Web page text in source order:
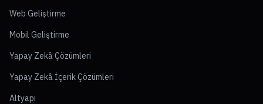
Web Geliştirme
Mobil Geliştirme
Yapay Zekâ Çözümleri
Yapay Zekâ İçerik Çözümleri
Altyapı